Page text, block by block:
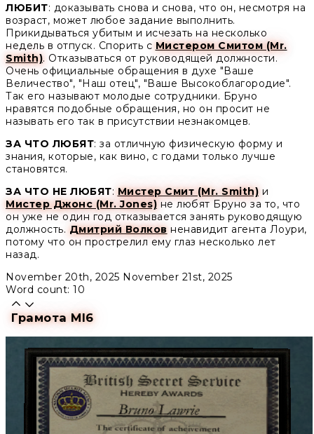
ЛЮБИТ: доказывать снова и снова, что он, несмотря на
возраст, может любое задание выполнить.
Прикидываться убитым и исчезать на несколько
недель в отпуск. Спорить с Мистером Смитом (Mr.
Smith). Отказываться от руководящей должности.
Очень официальные обращения в духе "Ваше
Величество", "Наш отец", "Ваше Высокоблагородие".
Так его называют молодые сотрудники. Бруно
нравятся подобные обращения, но он просит не
называть его так в присутствии незнакомцев.
ЗА ЧТО ЛЮБЯТ: за отличную физическую форму и
знания, которые, как вино, с годами только лучше
становятся.
ЗА ЧТО НЕ ЛЮБЯТ: Мистер Смит (Mr. Smith) и
Мистер Джонс (Mr. Jones) не любят Бруно за то, что
он уже не один год отказывается занять руководящую
должность. Дмитрий Волков ненавидит агента Лоури,
потому что он прострелил ему глаз несколько лет
назад.
November 20th, 2025 November 21st, 2025
Word count: 10
Грамота MI6